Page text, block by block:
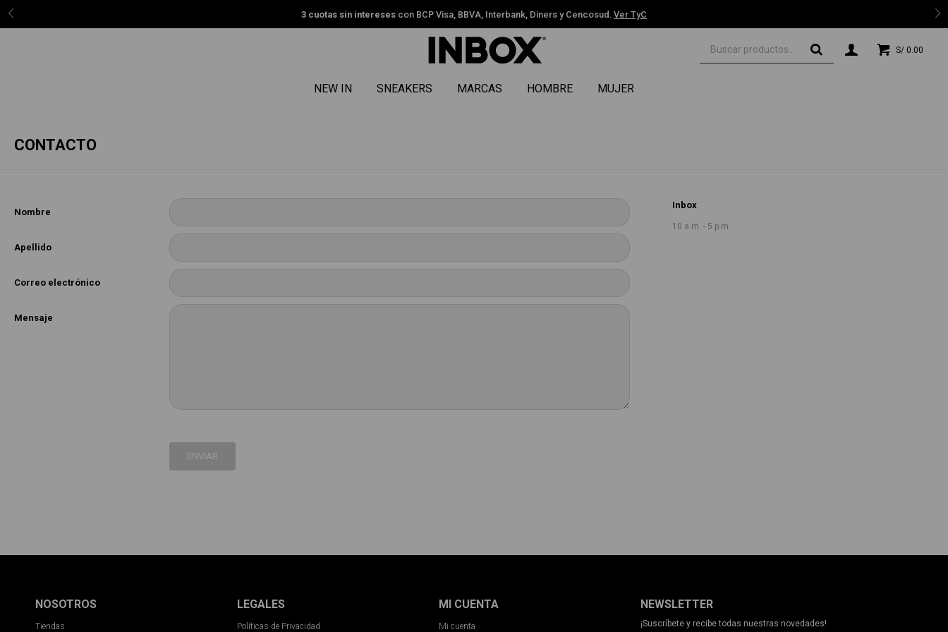
3 cuotas sin intereses con BCP Visa, BBVA, Interbank, Diners y Cencosud. Ver TyC
NEW IN SNEAKERS MARCAS HOMBRE MUJER
S/ 0.00
CONTACTO
Nombre
Apellido
Correo electrónico
Mensaje
ENVIAR
Inbox
10 a.m. - 5 p.m.
NOSOTROS
Tiendas
LEGALES
Políticas de Privacidad
MI CUENTA
Mi cuenta
NEWSLETTER
¡Suscríbete y recibe todas nuestras novedades!